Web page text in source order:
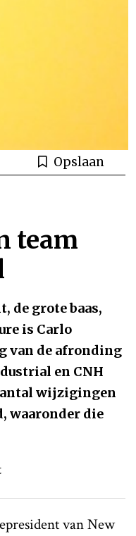
Opslaan
team
de grote baas,
is Carlo
van de afronding
en CNH
wijzigingen
waaronder die
van New